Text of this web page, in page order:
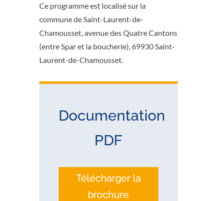
Ce programme est localisé sur la
commune de Saint-Laurent-de-
Chamousset, avenue des Quatre Cantons
(entre Spar et la boucherie), 69930 Saint-
Laurent-de-Chamousset.
Documentation
PDF
Télécharger la
brochure